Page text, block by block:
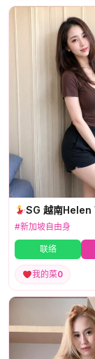
SG 越南Helen
#新加坡自由身
联络
我的菜0